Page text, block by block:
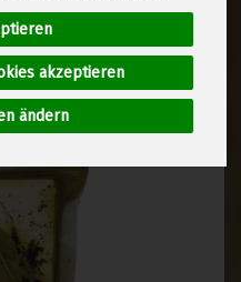
akzeptieren
ändern